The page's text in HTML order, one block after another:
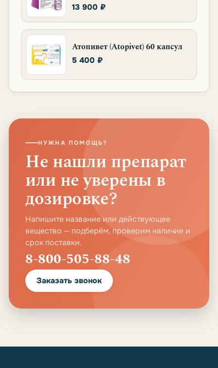
13 900 ₽
Атопивет (Atopivet) 60 капсул
5 400 ₽
НУЖНА ПОМОЩЬ?
Не нашли препарат
или не уверены в
дозировке?
Напишите название или действующее
вещество — подберём, проверим наличие и
срок поставки.
8-800-505-88-48
Заказать звонок